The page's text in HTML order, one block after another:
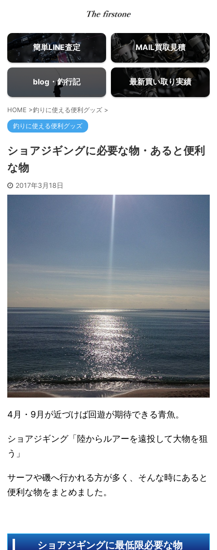
簡単LINE査定 MAIL買取見積
blog・釣行記 最新買い取り実績
HOME >釣りに使える便利グッズ >
釣りに使える便利グッズ
ショアジギングに必要な物・あると便利
な物
2017年3月18日
4月・9月が近づけば回遊が期待できる青魚。
ショアジギング「陸からルアーを遠投して大物を狙
う」
サーフや磯へ行かれる方が多く、そんな時にあると
便利な物をまとめました。
ショアジギングに最低限必要な物